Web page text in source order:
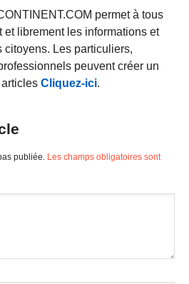
permet à tous
et librement les informations et
Les particuliers,
peuvent créer un
Cliquez-ici.
publiée. Les champs obligatoires sont